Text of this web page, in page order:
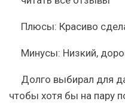
Плюсы: Красиво
Минусы: Низкий,
Долго выбирал для
чтобы хотя бы на пару